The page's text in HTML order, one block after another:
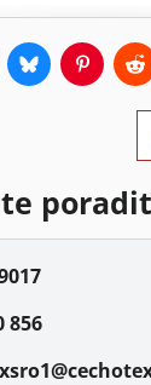
BlueskyPinterest
856